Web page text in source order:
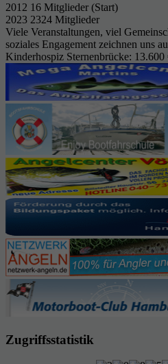
2012 16 Mitglieder (Start)
2023 2324 Mitglieder
Viele Veranstaltungen, viel
soziales Engagement zeichnen uns
Kinderhospiz Sternenbrücke: 13.600
Zugriffsstatistik